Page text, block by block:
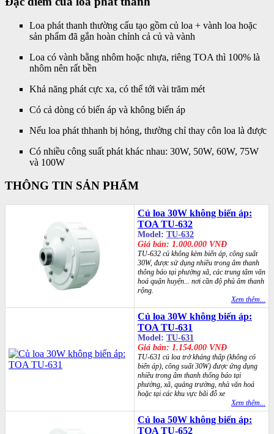
Loa phát thanh thường cấu tạo gồm củ loa + vành loa hoặc
sản phẩm đã gắn hoàn chỉnh cả củ và vành
Loa có vành bằng nhôm hoặc nhựa, riêng TOA thì 100% là
nhôm nên rất bền
Khả năng phát cực xa, có thể tới vài trăm mét
Có cả dòng có biến áp và không biến áp
Nếu loa phát thhanh bị hỏng, thường chỉ thay côn loa là được
Có nhiều công suất phát khác nhau: 30W, 50W, 60W, 75W
và 100W
THÔNG TIN SẢN PHẨM
Củ loa 30W không biến áp:
TOA TU-632
Model: TU-632
Giá bán: 1.000.000 VNĐ
TU-632 củ không kèm biến áp, công suất
30W, được sử dụng nhiều trong âm thanh
thông báo tại phường xã, các trung tâm văn
hoá quận huyện... nơi cần độ phủ âm thanh
rộng.
Xem thêm...
Củ loa 30W không biến áp:
TOA TU-631
Model: TU-631
Giá bán: 1.154.000 VNĐ
TU-631 củ loa trở kháng thấp (không có
biến áp), công suất 30W) được ứng dụng
nhiều trong âm thanh thống báo tại
phường, xã, quảng trường, nhà văn hoá
hoặc tại các khu vực bãi đỗ xe
Xem thêm...
Củ loa 50W không biến áp:
TOA TU-652